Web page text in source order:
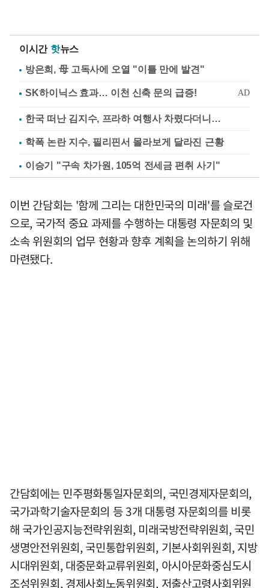
이시간 핫뉴스
방은희, 母 고독사에 오열 "이틀 만에 발견"
한국 떠난 김지수, 프라하 여행사 차렸다더니…
학폭 논란 지수, 필리핀서 몰라보게 달라진 근황
이승기 "구속 차가원, 105억 전세금 편취 사기"
이번 간담회는 '함께 그리는 대한민국의 미래'를 슬로건
으로, 국가적 중요 과제를 수행하는 대통령 자문회의 및
소속 위원회의 업무 현황과 향후 계획을 논의하기 위해
마련됐다.
간담회에는 민주평화통일자문회의, 국민경제자문회의,
국가과학기술자문회의 등 3개 대통령 자문회의를 비롯
해 국가인공지능전략위원회, 미래국방전략위원회, 국민
생명안전위원회, 국민통합위원회, 기본사회위원회, 지방
시대위원회, 대중문화교류위원회, 아시아문화중심도시
조성위원회, 경제사회노동위원회, 저출산고령사회위원